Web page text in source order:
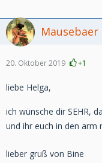
Mausebaer
20. Oktober 2019 +1
liebe Helga,
ich wünsche dir SEHR,
und ihr euch in den arm
lieber gruß von Bine